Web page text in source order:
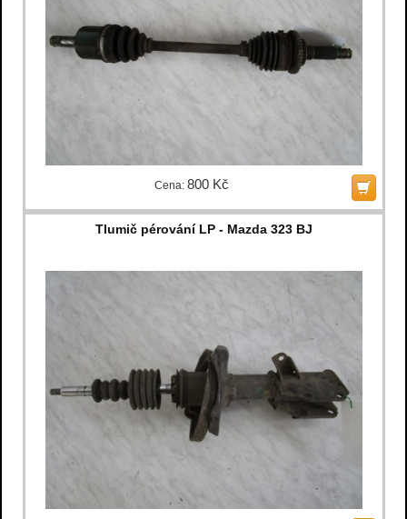
Cena: 800 Kč
Tlumič pérování LP - Mazda 323 BJ